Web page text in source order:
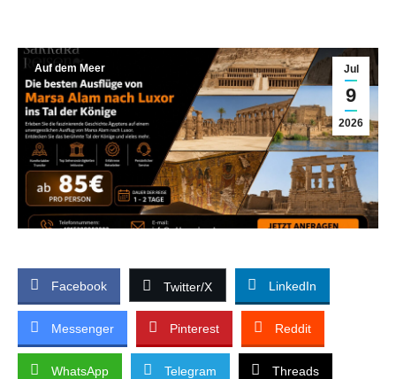
Jul
9
2026
Auf dem Meer
Facebook Twitter/X LinkedIn
Messenger Pinterest Reddit
WhatsApp Telegram Threads